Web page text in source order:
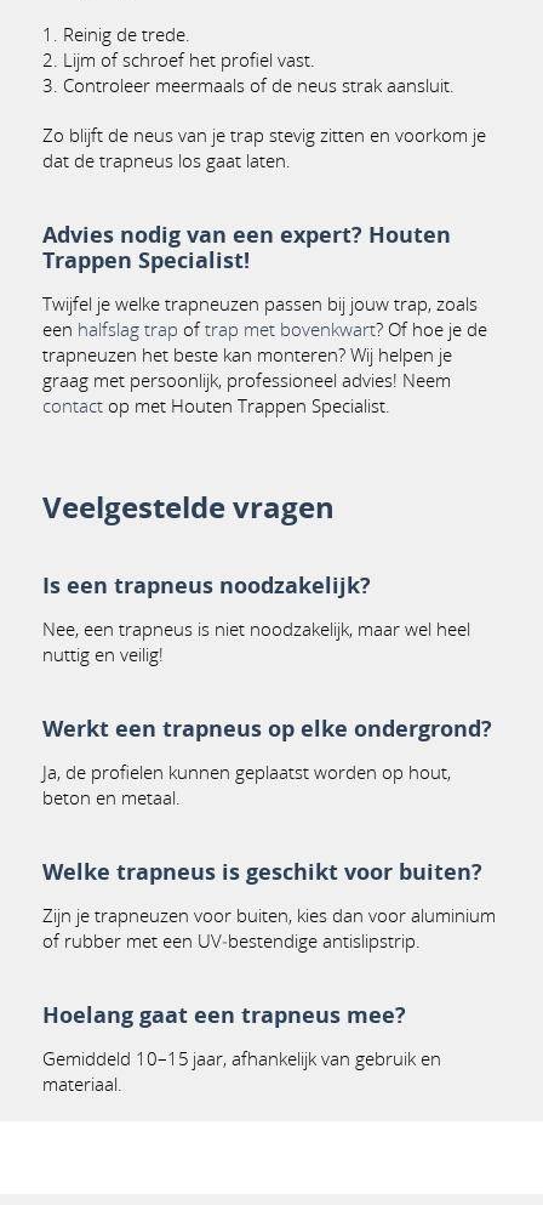
Reinig de trede.
Lijm of schroef het profiel vast.
Controleer meermaals of de neus strak aansluit.
Zo blijft de neus van je trap stevig zitten en voorkom je
dat de trapneus los gaat laten.
Advies nodig van een expert? Houten
Trappen Specialist!
Twijfel je welke trapneuzen passen bij jouw trap, zoals
een halfslag trap oftrap met bovenkwart? Of hoe je de
trapneuzen het beste kan monteren? Wij helpen je
graag met persoonlijk, professioneel advies! Neem
contact op met Houten Trappen Specialist.
Veelgestelde vragen
Is een trapneus noodzakelijk?
Nee, een trapneus is niet noodzakelijk, maar wel heel
nuttig en veilig!
Werkt een trapneus op elke ondergrond?
Ja, de profielen kunnen geplaatst worden op hout,
beton en metaal.
Welke trapneus is geschikt voor buiten?
Zijn je trapneuzen voor buiten, kies dan voor aluminium
of rubber met een UV‑bestendige antislipstrip.
Hoelang gaat een trapneus mee?
Gemiddeld 10–15 jaar, afhankelijk van gebruik en
materiaal.